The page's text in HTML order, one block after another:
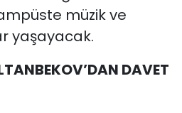
müzik ve
yaşayacak.
DAVET